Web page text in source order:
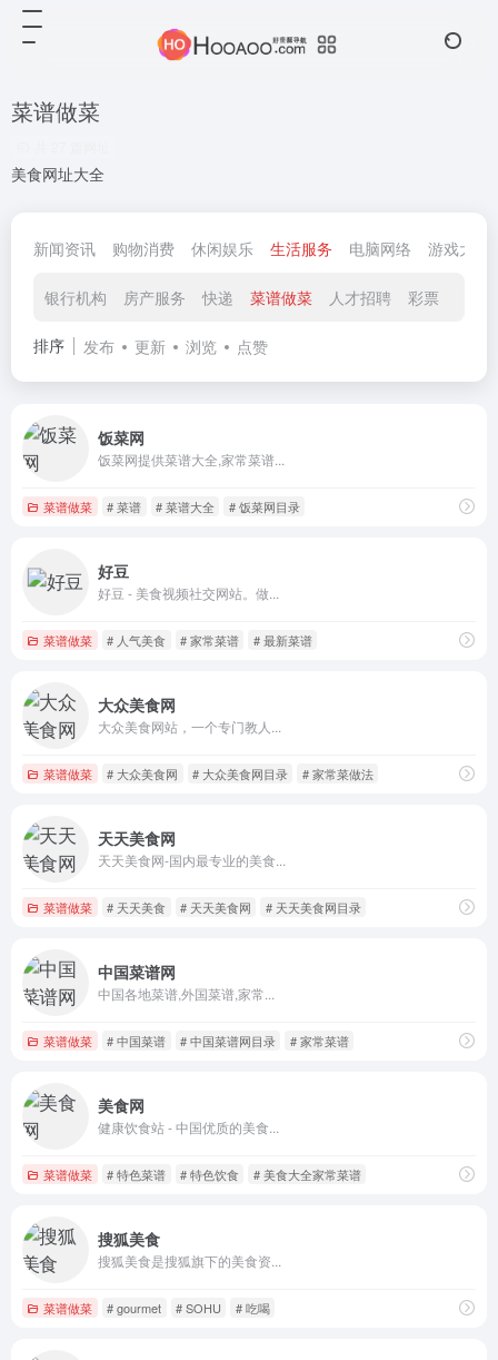
菜谱做菜
美食网址大全
新闻资讯 购物消费 休闲娱乐 生活服务 电脑网络 游戏大全
银行机构 房产服务 快递 菜谱做菜 人才招聘 彩票
排序 发布 更新 浏览 点赞
饭菜网
饭菜网提供菜谱大全,家常菜谱...
菜谱做菜 # 菜谱 # 菜谱大全 # 饭菜网目录
好豆
好豆 - 美食视频社交网站。做...
菜谱做菜 # 人气美食 # 家常菜谱 # 最新菜谱
大众美食网
大众美食网站，一个专门教人...
菜谱做菜 # 大众美食网 # 大众美食网目录 # 家常菜做法
天天美食网
天天美食网-国内最专业的美食...
菜谱做菜 # 天天美食 # 天天美食网 # 天天美食网目录
中国菜谱网
中国各地菜谱,外国菜谱,家常...
菜谱做菜 # 中国菜谱 # 中国菜谱网目录 # 家常菜谱
美食网
健康饮食站 - 中国优质的美食...
菜谱做菜 # 特色菜谱 # 特色饮食 # 美食大全家常菜谱
搜狐美食
搜狐美食是搜狐旗下的美食资...
菜谱做菜 # gourmet # SOHU # 吃喝